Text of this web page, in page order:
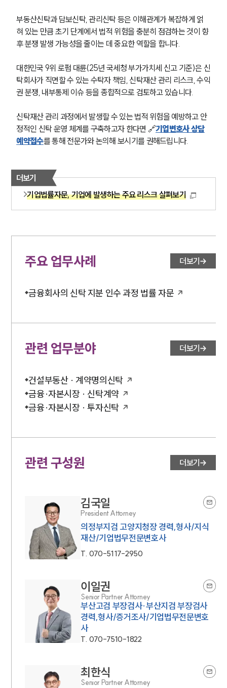
부동산신탁과 담보신탁, 관리신탁 등은 이해관계가 복잡하게 얽
혀 있는 만큼 초기 단계에서 법적 위험을 충분히 점검하는 것이 향
후 분쟁 발생 가능성을 줄이는 데 중요한 역할을 합니다.
대한민국 9위 로펌 대륜(25년 국세청 부가가치세 신고 기준)은 신
탁회사가 직면할 수 있는 수탁자 책임, 신탁재산 관리 리스크, 수익
권 분쟁, 내부통제 이슈 등을 종합적으로 검토하고 있습니다.
신탁재산 관리 과정에서 발생할 수 있는 법적 위험을 예방하고 안
정적인 신탁 운영 체계를 구축하고자 한다면 🔗기업변호사 상담
예약접수를 통해 전문가와 논의해 보시기를 권해드립니다.
더보기
기업법률자문, 기업에 발생하는 주요 리스크 살펴보기
주요 업무사례 더보기
금융회사의 신탁 지분 인수 과정 법률 자문
관련 업무분야 더보기
건설부동산 · 계약명의신탁
금융·자본시장 · 신탁계약
금융·자본시장 · 투자신탁
관련 구성원 더보기
김국일
President Attorney
의정부지검 고양지청장 경력,형사/지식
재산/기업법무전문변호사
T. 070-5117-2950
이일권
Senior Partner Attorney
부산고검 부장검사·부산지검 부장검사
경력,형사/증거조사/기업법무전문변호
사
T. 070-7510-1822
최한식
Senior Partner Attorney